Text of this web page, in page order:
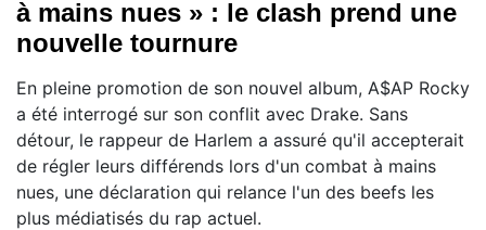
à mains nues » : le clash prend une
nouvelle tournure
En pleine promotion de son nouvel album, A$AP Rocky
a été interrogé sur son conflit avec Drake. Sans
détour, le rappeur de Harlem a assuré qu'il accepterait
de régler leurs différends lors d'un combat à mains
nues, une déclaration qui relance l'un des beefs les
plus médiatisés du rap actuel.